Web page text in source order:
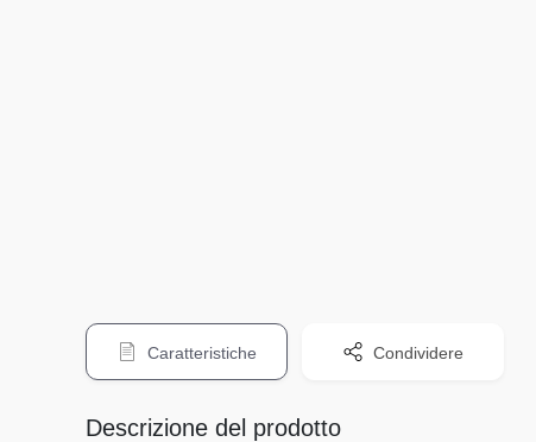
Caratteristiche Condividere
Descrizione del prodotto